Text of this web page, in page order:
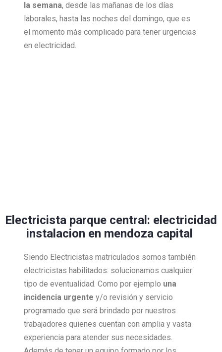
la semana, desde las mañanas de los días
laborales, hasta las noches del domingo, que es
el momento más complicado para tener urgencias
en electricidad.
Electricista parque central: electricidad
instalacion en mendoza capital
Siendo Electricistas matriculados somos también
electricistas habilitados: solucionamos cualquier
tipo de eventualidad. Como por ejemplo una
incidencia urgente y/o revisión y servicio
programado que será brindado por nuestros
trabajadores quienes cuentan con amplia y vasta
experiencia para atender sus necesidades.